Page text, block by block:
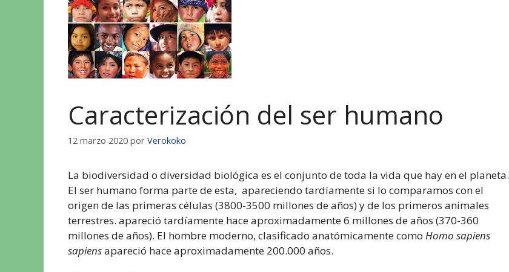
Caracterización del ser humano
12 marzo 2020 por Verokoko
La biodiversidad o diversidad biológica es el conjunto de toda la vida que hay en el planeta.
El ser humano forma parte de esta, apareciendo tardíamente si lo comparamos con el
origen de las primeras células (3800-3500 millones de años) y de los primeros animales
terrestres. apareció tardíamente hace aproximadamente 6 millones de años (370-360
millones de años). El hombre moderno, clasificado anatómicamente como Homo sapiens
sapiensapareció hace aproximadamente 200.000 años.